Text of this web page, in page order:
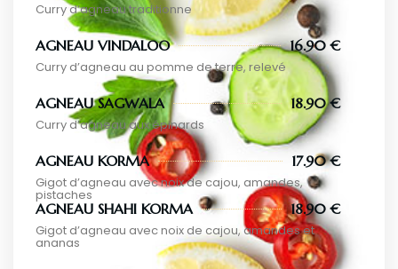
Curry d’agneau traditionne
AGNEAU VINDALOO 16.90 €
Curry d’agneau au pomme de terre, relevé
AGNEAU SAGWALA 18.90 €
Curry d’agneau aux épinards
AGNEAU KORMA 17.90 €
Gigot d’agneau avec noix de cajou, amandes,
pistaches
AGNEAU SHAHI KORMA 18.90 €
Gigot d’agneau avec noix de cajou, amandes et
ananas